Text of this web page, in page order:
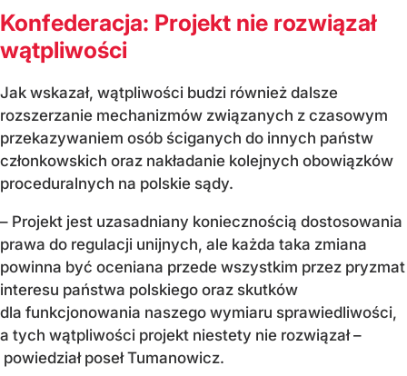
Konfederacja: Projekt nie rozwiązał
wątpliwości
Jak wskazał, wątpliwości budzi również dalsze
rozszerzanie mechanizmów związanych z czasowym
przekazywaniem osób ściganych do innych państw
członkowskich oraz nakładanie kolejnych obowiązków
proceduralnych na polskie sądy.
– Projekt jest uzasadniany koniecznością dostosowania
prawa do regulacji unijnych, ale każda taka zmiana
powinna być oceniana przede wszystkim przez pryzmat
interesu państwa polskiego oraz skutków
dla funkcjonowania naszego wymiaru sprawiedliwości,
a tych wątpliwości projekt niestety nie rozwiązał –
powiedział poseł Tumanowicz.